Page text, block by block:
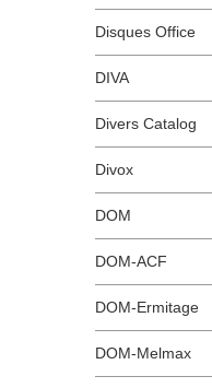
Disques Office
DIVA
Divers Catalog
Divox
DOM
DOM-ACF
DOM-Ermitage
DOM-Melmax